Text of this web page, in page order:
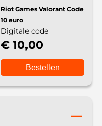
Riot Games Valorant Code
10 euro
Digitale code
€ 10,00
Bestellen